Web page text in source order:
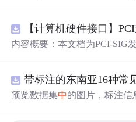
t不同于【计算机硬件接口】
内容概要：本文档为PCI-SIG
ity IDs）以
预览数据集中的图片，标注信